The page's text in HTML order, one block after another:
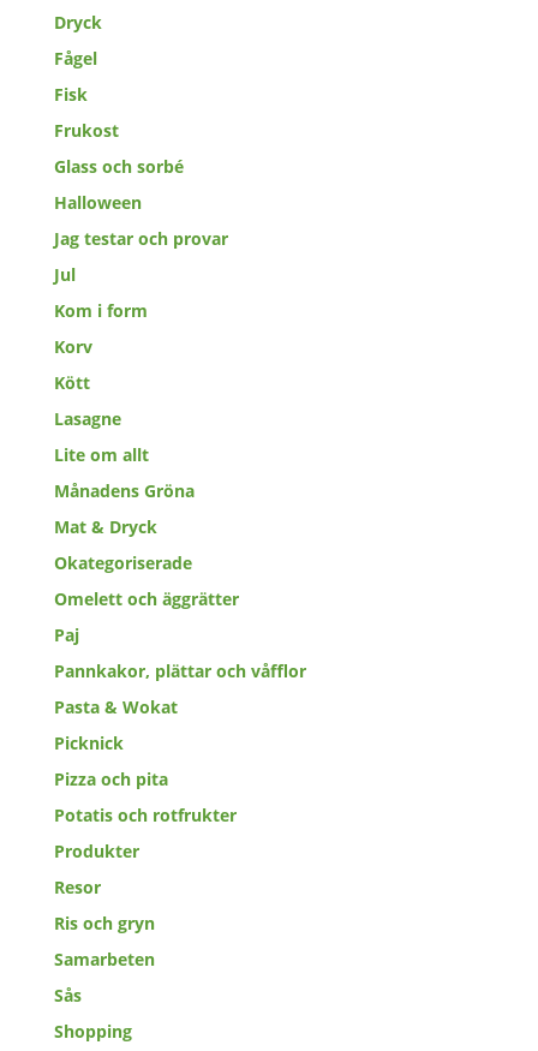
Dryck
Fågel
Fisk
Frukost
Glass och sorbé
Halloween
Jag testar och provar
Jul
Kom i form
Korv
Kött
Lasagne
Lite om allt
Månadens Gröna
Mat & Dryck
Okategoriserade
Omelett och äggrätter
Paj
Pannkakor, plättar och våfflor
Pasta & Wokat
Picknick
Pizza och pita
Potatis och rotfrukter
Produkter
Resor
Ris och gryn
Samarbeten
Sås
Shopping